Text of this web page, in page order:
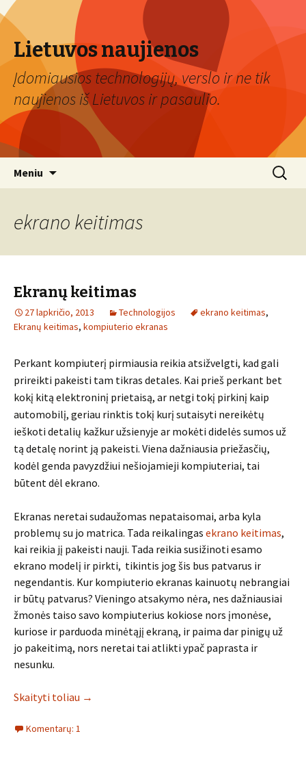
Lietuvos naujienos
Įdomiausios technologijų, verslo ir ne tik
naujienos iš Lietuvos ir pasaulio.
Meniu Ieškoti:
ekrano keitimas
Ekranų keitimas
27 lapkričio, 2013 Technologijos ekrano keitimas,
Ekranų keitimas, kompiuterio ekranas
Perkant kompiuterį pirmiausia reikia atsižvelgti, kad gali
prireikti pakeisti tam tikras detales. Kai prieš perkant bet
kokį kitą elektroninį prietaisą, ar netgi tokį pirkinį kaip
automobilį, geriau rinktis tokį kurį sutaisyti nereikėtų
ieškoti detalių kažkur užsienyje ar mokėti didelės sumos už
tą detalę norint ją pakeisti. Viena dažniausia priežasčių,
kodėl genda pavyzdžiui nešiojamieji kompiuteriai, tai
būtent dėl ekrano.
Ekranas neretai sudaužomas nepataisomai, arba kyla
problemų su jo matrica. Tada reikalingas ekrano keitimas,
kai reikia jį pakeisti nauji. Tada reikia susižinoti esamo
ekrano modelį ir pirkti, tikintis jog šis bus patvarus ir
negendantis. Kur kompiuterio ekranas kainuotų nebrangiai
ir būtų patvarus? Vieningo atsakymo nėra, nes dažniausiai
žmonės taiso savo kompiuterius kokiose nors įmonėse,
kuriose ir parduoda minėtąjį ekraną, ir paima dar pinigų už
jo pakeitimą, nors neretai tai atlikti ypač paprasta ir
nesunku.
Skaityti toliau →
Komentarų: 1